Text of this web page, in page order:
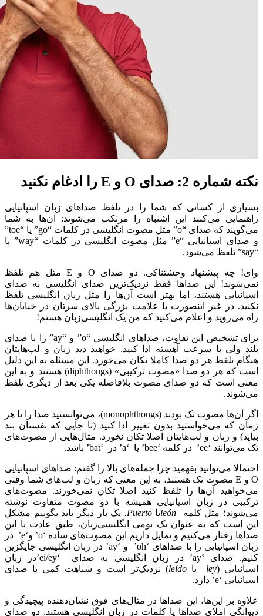
نکته شماره 2: صدای O و E را ادغام نکنید
بسیاری از کسانی که شما را در تلفظ صداهای زبان اسپانیایی
راهنمایی می‌کنند این اشتباه را مرتکب می‌شوند: آن‌ها به شما
می‌گویند که صدای “o” مثل مصوت انگلیسی در کلمات “go” یا “toe”
و صدای اسپانیایی “e” مثل مصوت انگلیسی در کلمات “way” یا
“say” تلفظ می‌شود.
وای! چه پیشنهاد وحشتناکی. دو صدای O و E مثل هم تلفظ
نمی‌شوند! این صداها فقط نزدیک‌ترین صدای انگلیسی به صدای
اسپانیایی هستند، اما بهتر است آن‌ها را مثل زبان انگلیسی تلفظ
نکنید. در غیر اینصورت با علامت بزرگی بالای سرتان در خیابان‌ها
راه می‌روید و اعلام می‌کنید که من یک انگلیسی‌زبان هستم!
برای تشخیص این تفاوت، صداهای انگلیسی “o” و “ay” را با صدای
بلند ولی با سرعت آهسته ادا کنید. خواهید دید زبان و لب‌هایتان
هنگام تلفظ هر دو صدا کاملا تکان می‌خورد. این مسئله به این دلیل
است که هر دو صدا «مصوت ترکیبی» (diphthongs) هستند و به این
معنی است که دو صدای مصوت بلافاصله یکی بعد از دیگری تلفظ
می‌شوند.
اگر آن‌ها مصوت تک بودند (monophthongs)، می‌توانستید صدا را تا هر
زمان که می‌خواستید بدون تغییر ادا کنید (تا جایی که نفستان بند
بیاید) و زبان و لب‌هایتان اصلا تکان نخورد. مثال‌هایی از مصوت‌های
تک می‌توانند ‘ee’ در کلمه ‘bee’ یا ‘a’ در ‘bat’ باشد.
احتمالا می‌توانید بفهمید چرا جمله‌های بالا را گفتم: صداهای اسپانیایی
O و E مصوت تک هستند، به این معنی که زبان و لب‌های شما وقتی
می‌خواهید آن‌ها را تلفظ کنید اصلا تکان نمی‌خورند. مصوت‌های
ترکیبی در زبان اسپانیایی همیشه با دو مصوت متفاوت نوشته
می‌شوند؛ مثل کلمه leónیاPuerto
. یک بار دیگر باید بگوییم مشکل
این است که به عنوان یک بومی انگلیسی‌زبان، طبق عادت با این
صداها رفتار می‌کنیم و تمایل داریم این مصوت‌های ساده ‘o’ و‘e’ در
زبان اسپانیایی را با صداهای ‘oh’ و ‘ay’ در زبان انگلیسی جایگزین
کنیم. صدای ‘ay’ در زبان انگلیسی به صدای ‘ei/ey’در زبان
اسپانیایی (ley یاleído) نزدیک‌تر است و شباهت کمی با صدای
اسپانیایی ‘e’ دارد.
علاوه بر این‌ها، این صداها در مثال‌های فوق‌ نشان‌دهنده پیچیدگی و
دیوانگی املای صداها یا کلمات در زبان انگلیسی هستند. دو صدای